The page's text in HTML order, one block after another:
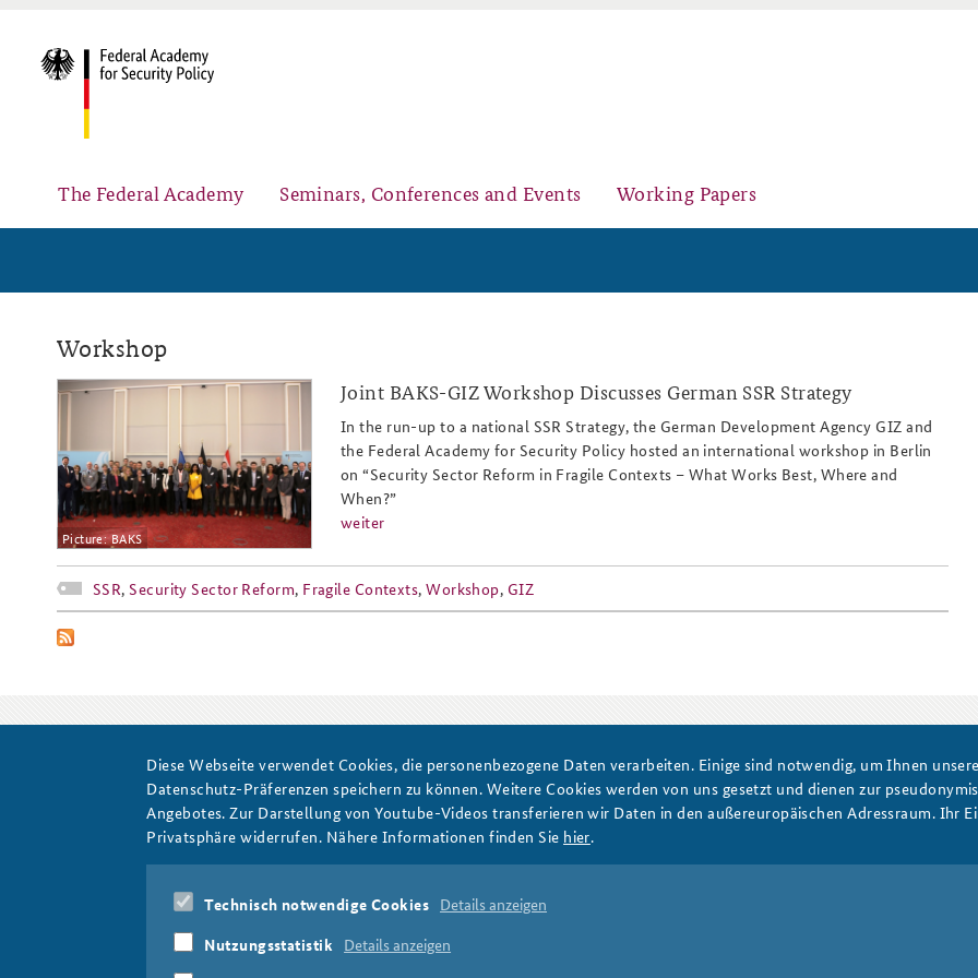
The Federal Academy
Advisory Board
Partners Young Leaders in Security Policy
Seminars, Conferences and Events
Security Policy Course for Senior Officials
Public Events Further Events
Working Papers
Workshop
gruppenbild_slider_808x486.png
Picture: BAKS
Joint BAKS-GIZ Workshop Discusses German SSR Strategy
In the run-up to a national SSR Strategy, the German Development Agency GIZ and
the Federal Academy for Security Policy hosted an international workshop in Berlin
on “Security Sector Reform in Fragile Contexts – What Works Best, Where and
When?”
weiter
SSR, Security Sector Reform, Fragile Contexts,Workshop, GIZ
DATA PRIVACY IMPRINT
Workshop
Diese Webseite verwendet Cookies, die personenbezogene Daten verarbeiten. Einige sind notwendig, um Ihnen
Datenschutz-Präferenzen speichern zu können. Weitere Cookies werden von uns gesetzt und dienen zur
Angebotes. Zur Darstellung von Youtube-Videos transferieren wir Daten in den außereuropäischen Adressraum. Ihr
Privatsphäre widerrufen. Nähere Informationen finden Sie hier.
Technisch notwendige Cookies Details anzeigen
Nutzungsstatistik Details anzeigen